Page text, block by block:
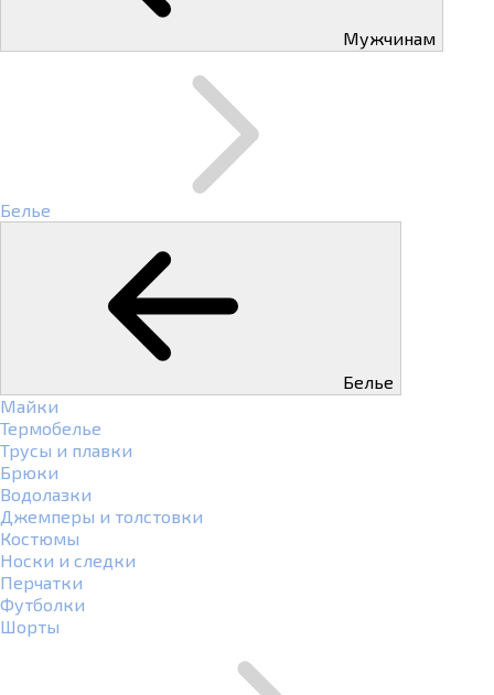
Мужчинам
Белье
Белье
Майки
Термобелье
Трусы и плавки
Брюки
Водолазки
Джемперы и толстовки
Костюмы
Носки и следки
Перчатки
Футболки
Шорты